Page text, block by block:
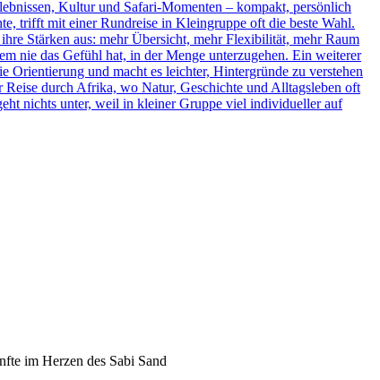
Kultur und Safari-Momenten – kompakt, persönlich
trifft mit einer Rundreise in Kleingruppe oft die beste Wahl.
Stärken aus: mehr Übersicht, mehr Flexibilität, mehr Raum
nie das Gefühl hat, in der Menge unterzugehen. Ein weiterer
Orientierung und macht es leichter, Hintergründe zu verstehen
durch Afrika, wo Natur, Geschichte und Alltagsleben oft
nichts unter, weil in kleiner Gruppe viel individueller auf
im Herzen des Sabi Sand